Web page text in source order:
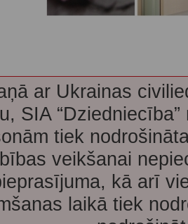
ar Ukrainas
SIA
tiek
veikšanai
kā arī
laikā tiek